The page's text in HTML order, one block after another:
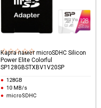
Карта памет microSDHC Silicon
Power Elite Colorful
SP128GBSTXBV1V20SP
128GB
10 MB/s
microSDHC